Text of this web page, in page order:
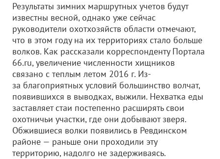
Результаты зимних маршрутных учетов будут
известны весной, однако уже сейчас
руководители охотхозяйств области отмечают,
что в этом году на их территориях стало больше
волков. Как рассказали корреспонденту Портала
66.ru, увеличение численности хищников
связано с теплым летом 2016 г. Из-
за благоприятных условий большинство волчат,
появившихся в выводках, выжили. Нехватка еды
заставляет стаи постепенно расширять свои
охотничьи участки, где они добывают зверя.
Обжившиеся волки появились в Ревдинском
районе — раньше они проходили эту
территорию, надолго не задерживаясь.